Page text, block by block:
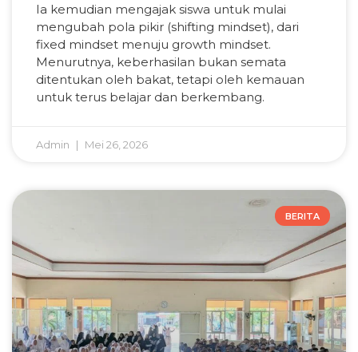
Ia kemudian mengajak siswa untuk mulai
mengubah pola pikir (shifting mindset), dari
fixed mindset menuju growth mindset.
Menurutnya, keberhasilan bukan semata
ditentukan oleh bakat, tetapi oleh kemauan
untuk terus belajar dan berkembang.
Admin Mei 26, 2026
BERITA